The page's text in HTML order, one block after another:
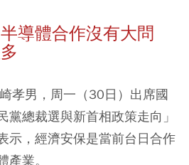
導體合作沒有大問
孝男，周一（30日）出席國
黨總裁選與新首相政策走向」
示，經濟安保是當前台日合作
業。